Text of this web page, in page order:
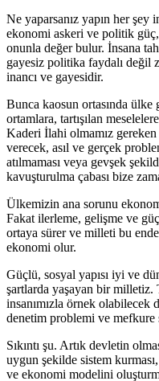
Ne yaparsanız yapın her şey
ekonomi askeri ve politik
onunla değer bulur. İnsana
gayesiz politika faydalı değil
inancı ve gayesidir.
Bunca kaosun ortasında ülke
ortamlara, tartışılan
Kaderi İlahi olmamız
verecek, asıl ve gerçek
atılmaması veya gevşek
kavuşturulma çabası bize
Ülkemizin ana sorunu
Fakat ilerleme, gelişme ve
ortaya sürer ve milleti bu
ekonomi olur.
Güçlü, sosyal yapısı iyi ve
şartlarda yaşayan bir milletiz.
insanımızla örnek olabilecek
denetim problemi ve mefkure
Sıkıntı şu. Artık devletin
uygun şekilde sistem
ve ekonomi modelini